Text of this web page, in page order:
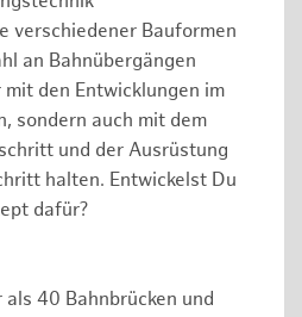
verschiedener Bauformen
an Bahnübergängen
den Entwicklungen im
sondern auch mit dem
und der Ausrüstung
halten. Entwickelst Du
dafür?
40 Bahnbrücken und